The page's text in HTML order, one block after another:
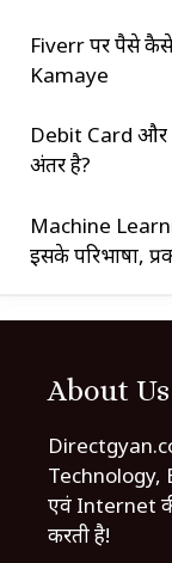
Fiverr पर पैसे
Kamaye
Debit Card और
अंतर है?
Machine
इसके परिभाषा,
About Us
Technology,
एवं Internet की
करती है!